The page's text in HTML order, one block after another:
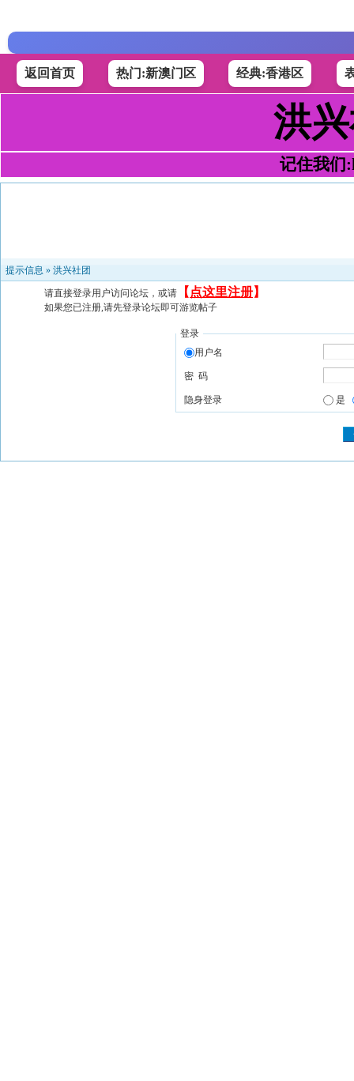
返回首页 热门:新澳门区 经典:香港区
洪
记住我们
提示信息 » 洪兴社团
请直接登录用户访问论坛，或请 【 点这里注册】
如果您已注册,请先登录论坛即可游览帖子
登录
用户名
密 码
隐身登录 是